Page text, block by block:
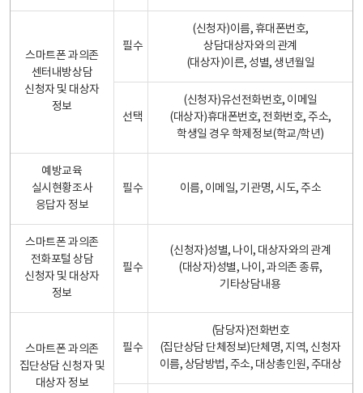
스마트폰 과의존
센터내방상담
신청자 및 대상자
정보
필수
(신청자)이름, 휴대폰번호,
상담대상자와의 관계
(대상자)이른, 성별, 생년월일
선택
(신청자)유선전화번호, 이메일
(대상자)휴대폰번호, 전화번호, 주소,
학생일 경우 학제정보(학교/학년)
예방교육
실시현황조사
응답자 정보
필수 이름, 이메일, 기관명, 시도, 주소
스마트폰 과의존
전화포털 상담
신청자 및 대상자
정보
필수
(신청자)성별, 나이, 대상자와의 관계
(대상자)성별, 나이, 과의존 종류,
기타상담내용
스마트폰 과의존
집단상담 신청자 및
대상자 정보
필수
(담당자)전화번호
(집단상담 단체정보)단체명, 지역, 신청자
이름, 상담방법, 주소, 대상총인원, 주대상